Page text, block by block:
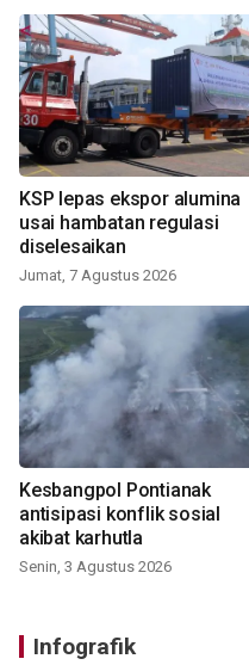
KSP lepas ekspor alumina
usai hambatan regulasi
diselesaikan
Jumat, 7 Agustus 2026
Kesbangpol Pontianak
antisipasi konflik sosial
akibat karhutla
Senin, 3 Agustus 2026
Infografik